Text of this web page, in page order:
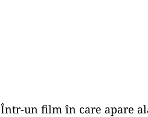
Într-un film în care apare